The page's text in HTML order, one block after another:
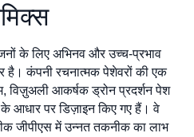
के लिए अभिनव और उच्च-प्रभाव
है। कंपनी रचनात्मक पेशेवरों की एक
विज़ुअली आकर्षक ड्रोन प्रदर्शन पेश
के आधार पर डिज़ाइन किए गए हैं। वे
जीपीएस में उन्नत तकनीक का लाभ